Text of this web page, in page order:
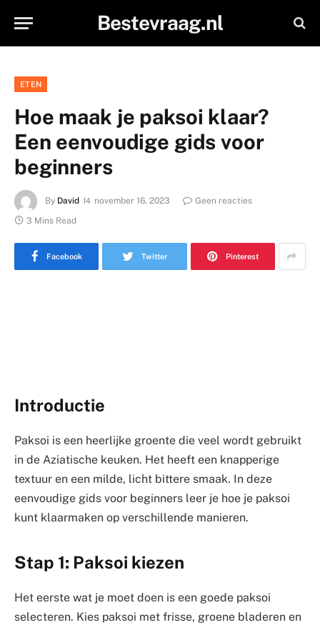
Bestevraag.nl
ETEN
Hoe maak je paksoi klaar?
Een eenvoudige gids voor
beginners
By David november 16, 2023
Geen reacties
3 Mins Read
Facebook Twitter Pinterest
Introductie
Paksoi is een heerlijke groente die veel wordt gebruikt
in de Aziatische keuken. Het heeft een knapperige
textuur en een milde, licht bittere smaak. In deze
eenvoudige gids voor beginners leer je hoe je paksoi
kunt klaarmaken op verschillende manieren.
Stap 1: Paksoi kiezen
Het eerste wat je moet doen is een goede paksoi
selecteren. Kies paksoi met frisse, groene bladeren en